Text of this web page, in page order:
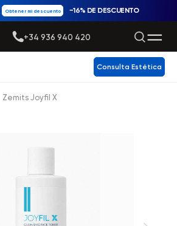
Obtener mi descuento −16% DE DESCUENTO
+34 936 940 420
Consulta Estética
Zemits Joyfil X